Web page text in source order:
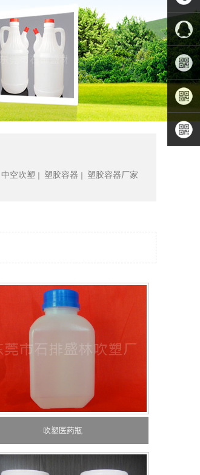
中空吹塑 塑胶容器 塑胶容器厂家
吹塑医药瓶
林先生
QQ咨询
扫描手
机APP
关注小